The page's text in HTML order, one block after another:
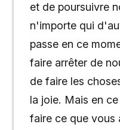
et de poursuivre
n'importe qui
passe en ce
faire arrêter de
de faire les
la joie. Mais en
faire ce que vous